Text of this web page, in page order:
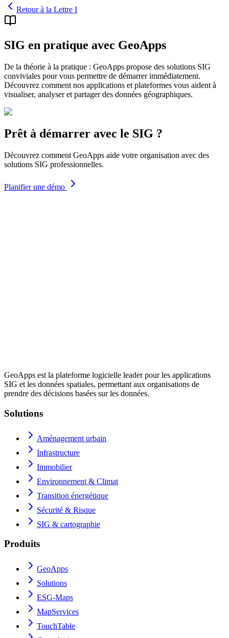
Retour à la Lettre I
SIG en pratique avec GeoApps
De la théorie à la pratique : GeoApps propose des solutions SIG
conviviales pour vous permettre de démarrer immédiatement.
Découvrez comment nos applications et plateformes vous aident à
visualiser, analyser et partager des données géographiques.
Prêt à démarrer avec le SIG ?
Découvrez comment GeoApps aide votre organisation avec des
solutions SIG professionnelles.
Planifier une démo
GeoApps est la plateforme logicielle leader pour les applications
SIG et les données spatiales, permettant aux organisations de
prendre des décisions basées sur les données.
Solutions
Aménagement urbain
Infrastructure
Immobilier
Environnement & Climat
Transition énergétique
Sécurité & Risque
SIG & cartographie
Produits
GeoApps
Solutions
ESG-Maps
MapServices
TouchTable